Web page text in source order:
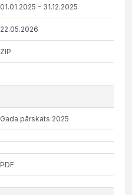
01.01.2025 - 31.12.2025
22.05.2026
ZIP
Gada pārskats 2025
PDF